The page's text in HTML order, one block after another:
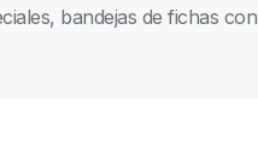
bandejas de fichas con